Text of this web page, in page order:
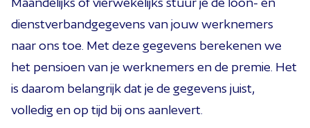
dienstverbandgegevens van jouw werknemers
naar ons toe. Met deze gegevens berekenen we
het pensioen van je werknemers en de premie. Het
is daarom belangrijk dat je de gegevens juist,
volledig en op tijd bij ons aanlevert.